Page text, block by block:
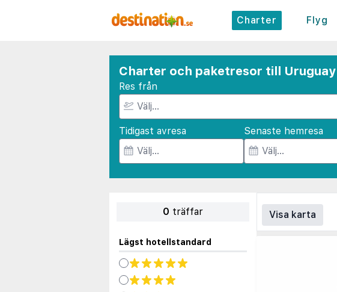
Charter Flyg
Charter och paketresor till Uruguay
Res från
Tidigast avresa Senaste hemresa
0 träffar
Lägst hotellstandard
Visa karta